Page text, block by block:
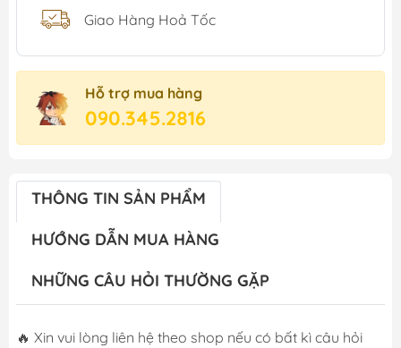
Giao Hàng Hoả Tốc
Hỗ trợ mua hàng
090.345.2816
THÔNG TIN SẢN PHẨM
HƯỚNG DẪN MUA HÀNG
NHỮNG CÂU HỎI THƯỜNG GẶP
🔥 Xin vui lòng liên hệ theo shop nếu có bất kì câu hỏi